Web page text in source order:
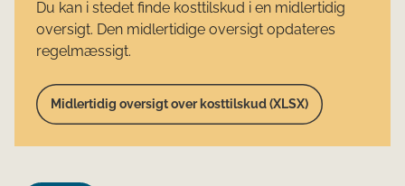
Du kan i stedet finde kosttilskud i en midlertidig
oversigt. Den midlertidige oversigt opdateres
regelmæssigt.
Midlertidig oversigt over kosttilskud (XLSX)